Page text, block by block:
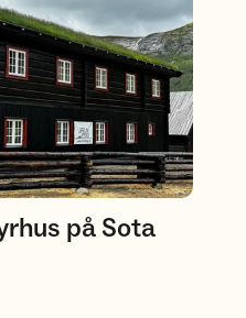
på Sota